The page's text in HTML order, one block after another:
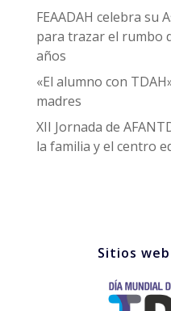
FEAADAH celebra su
para trazar el rumbo
años
«El alumno con
madres
XII Jornada de
la familia y el centro
Sitios